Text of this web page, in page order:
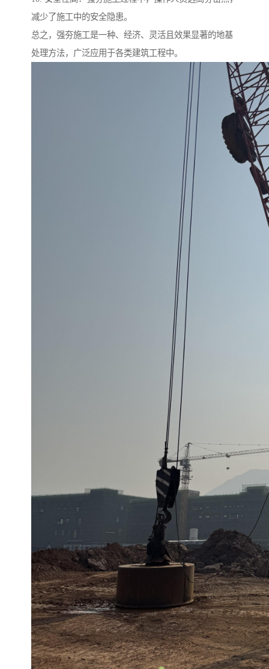
减少了施工中的安全隐患。
总之，强夯施工是一种、经济、灵活且效果显著的地基
处理方法，广泛应用于各类建筑工程中。